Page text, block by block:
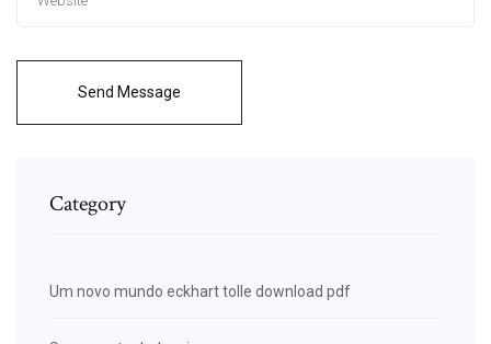
Send Message
Category
Um novo mundo eckhart tolle download pdf